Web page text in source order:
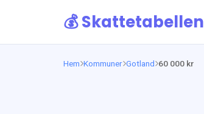
💰 Skattetabellen
Hem Kommuner Gotland 60 000 kr